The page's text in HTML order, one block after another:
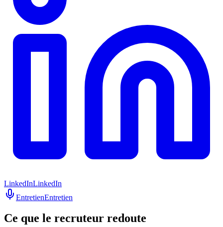
LinkedInLinkedIn
EntretienEntretien
Ce que le recruteur redoute